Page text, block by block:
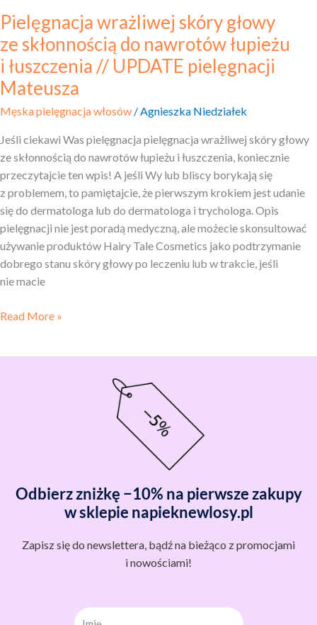
Pielęgnacja wrażliwej skóry głowy
ze skłonnością do nawrotów łupieżu
i łuszczenia // UPDATE pielęgnacji
Mateusza
Męska pielęgnacja włosów /Agnieszka Niedziałek
Jeśli ciekawi Was pielęgnacja pielęgnacja wrażliwej skóry głowy
ze skłonnością do nawrotów łupieżu i łuszczenia, koniecznie
przeczytajcie ten wpis! A jeśli Wy lub bliscy borykają się
z problemem, to pamiętajcie, że pierwszym krokiem jest udanie
się do dermatologa lub do dermatologa i trychologa. Opis
pielęgnacji nie jest poradą medyczną, ale możecie skonsultować
używanie produktów Hairy Tale Cosmetics jako podtrzymanie
dobrego stanu skóry głowy po leczeniu lub w trakcie, jeśli
nie macie
Mateusza
Read More »
Odbierz zniżkę −10% na pierwsze zakupy
w sklepie napieknewlosy.pl
Zapisz się do newslettera, bądź na bieżąco z promocjami
i nowościami!
Imię